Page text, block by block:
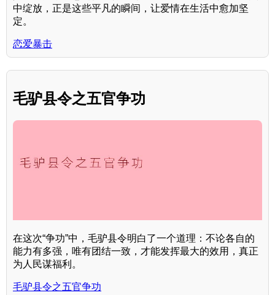
中绽放，正是这些平凡的瞬间，让爱情在生活中愈加坚
定。
恋爱暴击
毛驴县令之五官争功
在这次“争功”中，毛驴县令明白了一个道理：不论各自的
能力有多强，唯有团结一致，才能发挥最大的效用，真正
为人民谋福利。
毛驴县令之五官争功